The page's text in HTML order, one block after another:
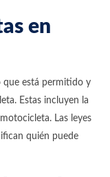
en
que está permitido y
Estas incluyen la
Las leyes
quién puede